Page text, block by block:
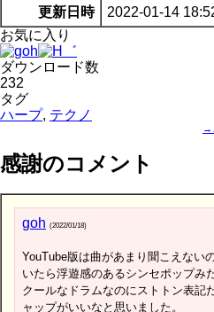
更新日時
2022-01-14
お気に入り
ダウンロード数
232
タグ
ハープ, テクノ
→
感謝のコメント
goh (2022/01/18)
YouTube版は曲があまり聞こえない
いたら浮遊感のあるシンセポップみ
クールなドラムなのにストトン表記
ャップがいいなと思いました。